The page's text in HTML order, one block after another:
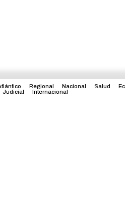
Regional Nacional Salud
Judicial Internacional